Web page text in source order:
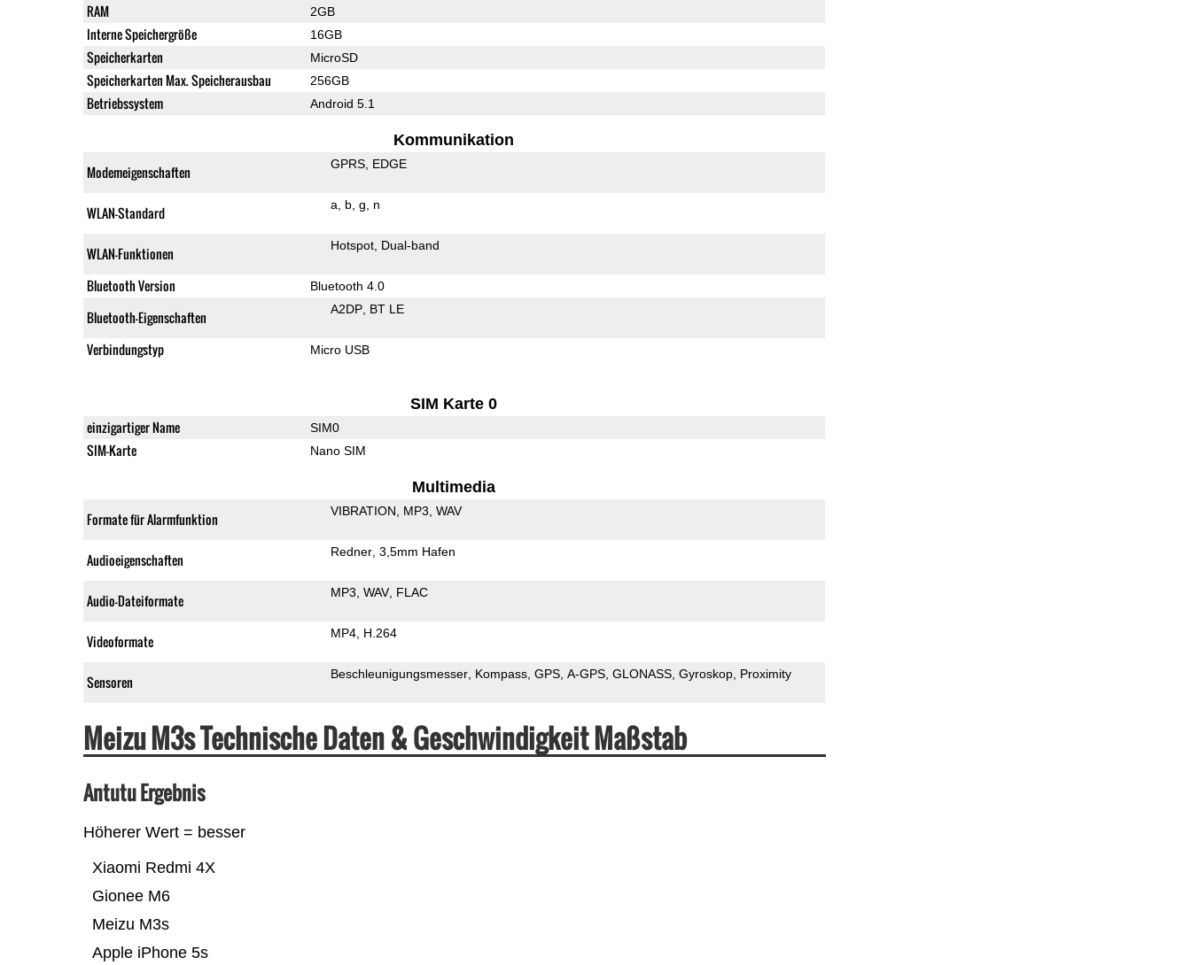
RAM 2GB
Interne Speichergröße 16GB
Speicherkarten MicroSD
Speicherkarten Max. Speicherausbau 256GB
Betriebssystem Android 5.1
Kommunikation
Modemeigenschaften GPRS EDGE
WLAN-Standard a b g n
WLAN-Funktionen Hotspot Dual-band
Bluetooth Version Bluetooth 4.0
Bluetooth-Eigenschaften A2DP BT LE
Verbindungstyp Micro USB
SIM Karte 0
einzigartiger Name SIM0
SIM-Karte Nano SIM
Multimedia
Formate für Alarmfunktion VIBRATION MP3 WAV
Audioeigenschaften Redner 3,5mm Hafen
Audio-Dateiformate MP3 WAV FLAC
Videoformate MP4 H.264
Sensoren Beschleunigungsmesser Kompass GPS A-GPS GLONASS Gyroskop Proximity
Meizu M3s Technische Daten & Geschwindigkeit Maßstab
Antutu Ergebnis
Höherer Wert = besser
Apple iPhone 5s
Meizu M3s
Gionee M6
Xiaomi Redmi 4X